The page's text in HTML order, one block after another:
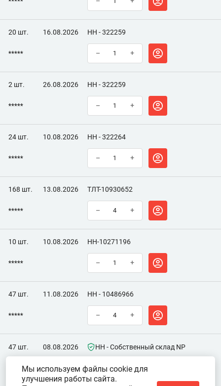
20 шт. 16.08.2026 НН - 322259
***** – +
2 шт. 26.08.2026 НН - 322259
***** – +
24 шт. 10.08.2026 НН - 322264
***** – +
168 шт. 13.08.2026 ТЛТ-10930652
***** – +
10 шт. 10.08.2026 НН-10271196
***** – +
47 шт. 11.08.2026 НН - 10486966
***** – +
47 шт. 08.08.2026 НН - Собственный склад NP
***** – +
Мы используем файлы cookie для
улучшения работы сайта.